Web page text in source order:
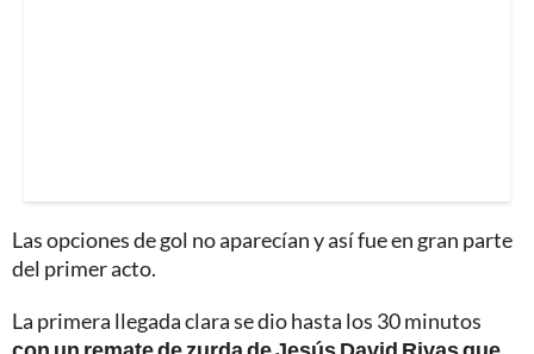
Las opciones de gol no aparecían y así fue en gran parte
del primer acto.
La primera llegada clara se dio hasta los 30 minutos